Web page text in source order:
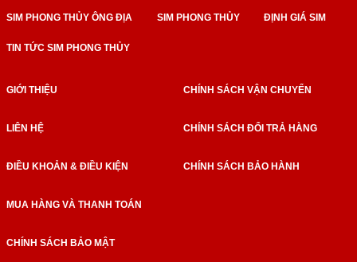
SIM PHONG THỦY ÔNG ĐỊA SIM PHONG THỦY ĐỊNH GIÁ SIM
TIN TỨC SIM PHONG THỦY
GIỚI THIỆU
LIÊN HỆ
ĐIỀU KHOẢN & ĐIỀU KIỆN
MUA HÀNG VÀ THANH TOÁN
CHÍNH SÁCH BẢO MẬT
CHÍNH SÁCH VẬN CHUYỂN
CHÍNH SÁCH ĐỔI TRẢ HÀNG
CHÍNH SÁCH BẢO HÀNH